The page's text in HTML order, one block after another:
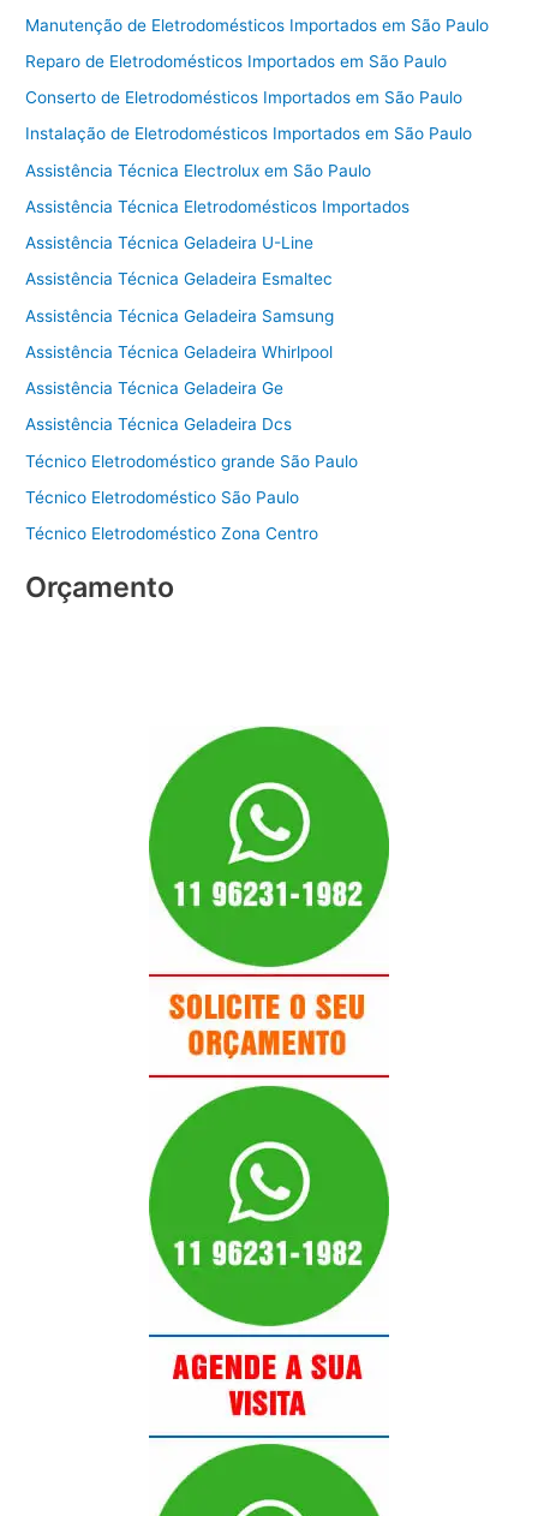
Manutenção de Eletrodomésticos Importados em São Paulo
Reparo de Eletrodomésticos Importados em São Paulo
Conserto de Eletrodomésticos Importados em São Paulo
Instalação de Eletrodomésticos Importados em São Paulo
Assistência Técnica Electrolux em São Paulo
Assistência Técnica Eletrodomésticos Importados
Assistência Técnica Geladeira U-Line
Assistência Técnica Geladeira Esmaltec
Assistência Técnica Geladeira Samsung
Assistência Técnica Geladeira Whirlpool
Assistência Técnica Geladeira Ge
Assistência Técnica Geladeira Dcs
Técnico Eletrodoméstico grande São Paulo
Técnico Eletrodoméstico São Paulo
Técnico Eletrodoméstico Zona Centro
Orçamento